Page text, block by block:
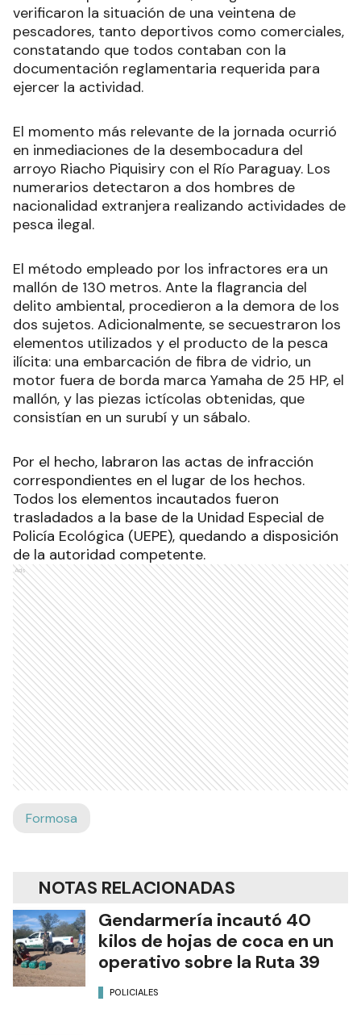
verificaron la situación de una veintena de
pescadores, tanto deportivos como comerciales,
constatando que todos contaban con la
documentación reglamentaria requerida para
ejercer la actividad.
El momento más relevante de la jornada ocurrió
en inmediaciones de la desembocadura del
arroyo Riacho Piquisiry con el Río Paraguay. Los
numerarios detectaron a dos hombres de
nacionalidad extranjera realizando actividades de
pesca ilegal.
El método empleado por los infractores era un
mallón de 130 metros. Ante la flagrancia del
delito ambiental, procedieron a la demora de los
dos sujetos. Adicionalmente, se secuestraron los
elementos utilizados y el producto de la pesca
ilícita: una embarcación de fibra de vidrio, un
motor fuera de borda marca Yamaha de 25 HP, el
mallón, y las piezas ictícolas obtenidas, que
consistían en un surubí y un sábalo.
Por el hecho, labraron las actas de infracción
correspondientes en el lugar de los hechos.
Todos los elementos incautados fueron
trasladados a la base de la Unidad Especial de
Policía Ecológica (UEPE), quedando a disposición
de la autoridad competente.
Ads
Formosa
NOTAS RELACIONADAS
Gendarmería incautó 40
kilos de hojas de coca en un
operativo sobre la Ruta 39
POLICIALES